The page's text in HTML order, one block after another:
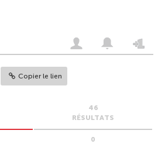
Copier le lien
46
RÉSULTATS
0